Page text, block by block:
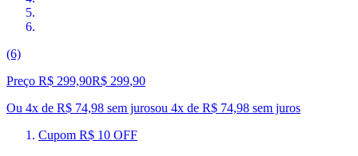
(6)
Preço R$ 299,90R$ 299,90
Ou 4x de R$ 74,98 sem jurosou 4x de R$ 74,98 sem juros
Cupom R$ 10 OFF